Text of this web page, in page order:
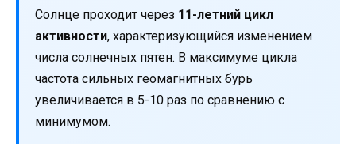
Солнце проходит через 11-летний цикл
активности, характеризующийся изменением
числа солнечных пятен. В максимуме цикла
частота сильных геомагнитных бурь
увеличивается в 5-10 раз по сравнению с
минимумом.